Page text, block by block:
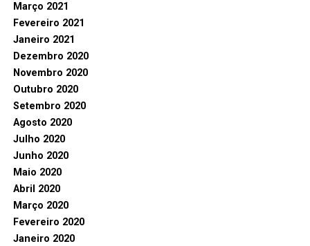
Março 2021
Fevereiro 2021
Janeiro 2021
Dezembro 2020
Novembro 2020
Outubro 2020
Setembro 2020
Agosto 2020
Julho 2020
Junho 2020
Maio 2020
Abril 2020
Março 2020
Fevereiro 2020
Janeiro 2020